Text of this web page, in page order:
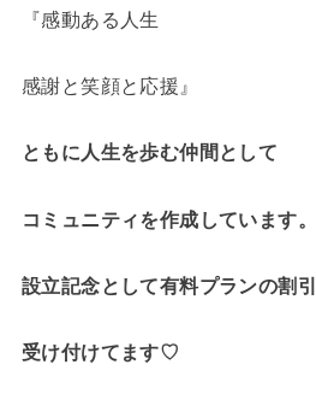
『感動ある人生
感謝と笑顔と応援』
ともに人生を歩む仲間として
コミュニティを作成しています。
設立記念として有料プランの割
受け付けてます♡